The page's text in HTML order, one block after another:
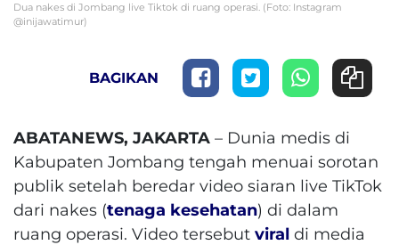
Dua nakes di Jombang live Tiktok di ruang operasi. (Foto: Instagram
@inijawatimur)
BAGIKAN
ABATANEWS, JAKARTA – Dunia medis di
Kabupaten Jombang tengah menuai sorotan
publik setelah beredar video siaran live TikTok
dari nakes (tenaga kesehatan) di dalam
ruang operasi. Video tersebut viral di media